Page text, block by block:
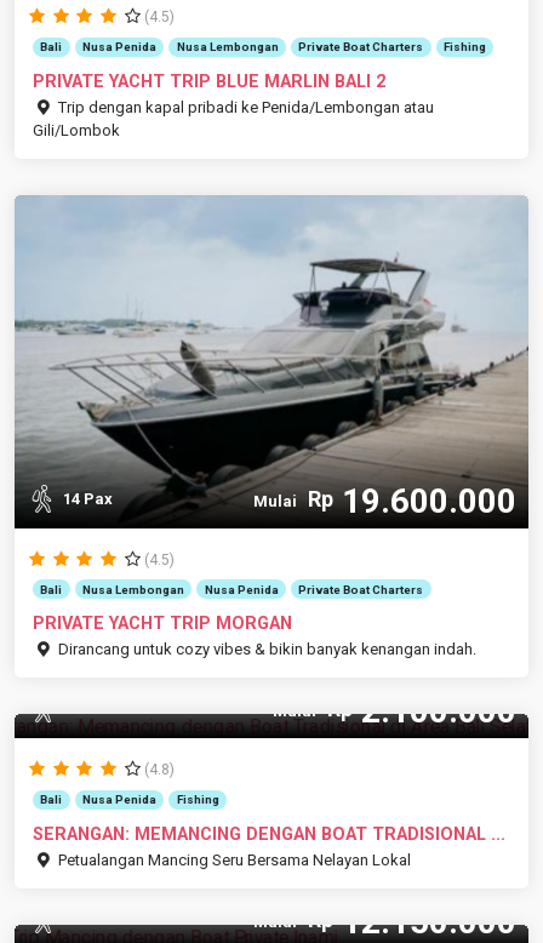
(4.5)
Bali Nusa Penida Nusa Lembongan Private Boat Charters Fishing
PRIVATE YACHT TRIP BLUE MARLIN BALI 2
Trip dengan kapal pribadi ke Penida/Lembongan atau
Gili/Lombok
14 Pax Mulai Rp19.600.000
(4.5)
Bali Nusa Lembongan Nusa Penida Private Boat Charters
PRIVATE YACHT TRIP MORGAN
Dirancang untuk cozy vibes & bikin banyak kenangan indah.
Mulai Rp2.100.000
(4.8)
Bali Nusa Penida Fishing
SERANGAN: MEMANCING DENGAN BOAT TRADISIONAL ...
Petualangan Mancing Seru Bersama Nelayan Lokal
Mulai Rp12.150.000